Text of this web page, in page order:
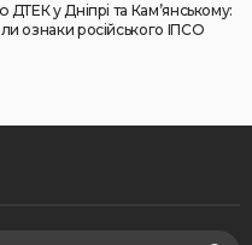
ДТЕК у Дніпрі та Кам’янському:
ознаки російського ІПСО